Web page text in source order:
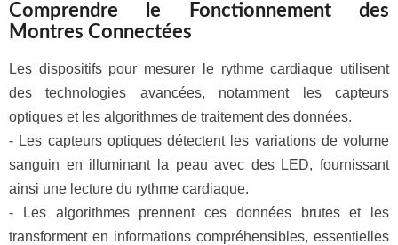
Comprendre le Fonctionnement des
Montres Connectées
Les dispositifs pour mesurer le rythme cardiaque utilisent
des technologies avancées, notamment les capteurs
optiques et les algorithmes de traitement des données.
- Les capteurs optiques détectent les variations de volume
sanguin en illuminant la peau avec des LED, fournissant
ainsi une lecture du rythme cardiaque.
- Les algorithmes prennent ces données brutes et les
transforment en informations compréhensibles, essentielles